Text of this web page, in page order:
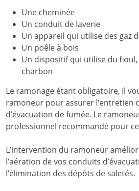
Une cheminée
Un conduit de laverie
Un appareil qui utilise des gaz
Un poêle à bois
Un dispositif qui utilise du
charbon
Le ramonage étant obligatoire, il
ramoneur pour assurer l’entretien
d’évacuation de fumée. Le
professionnel recommandé pour
L’intervention du ramoneur
l’aération de vos conduits
l’élimination des dépôts de saletés.